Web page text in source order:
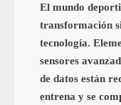
El mundo
transformación
tecnología.
sensores
de datos están
entrena y se